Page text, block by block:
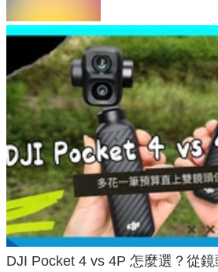
DJI Pocket 4 vs 4P 怎麼選？從